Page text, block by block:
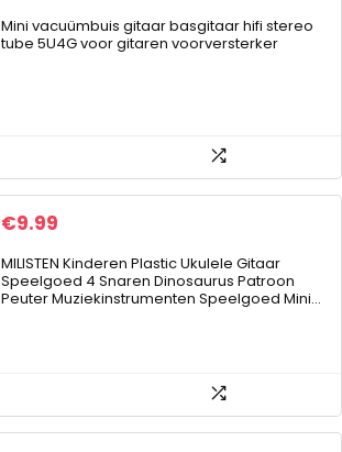
Mini vacuümbuis gitaar basgitaar hifi stereo
tube 5U4G voor gitaren voorversterker
€9.99
MILISTEN Kinderen Plastic Ukulele Gitaar
Speelgoed 4 Snaren Dinosaurus Patroon
Peuter Muziekinstrumenten Speelgoed Mini…